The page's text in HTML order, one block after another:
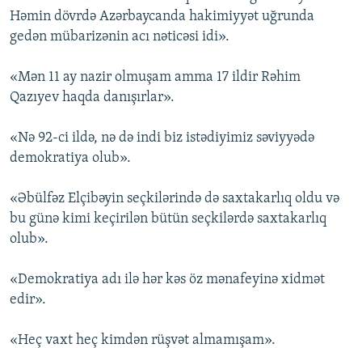
Həmin dövrdə Azərbaycanda hakimiyyət uğrunda
gedən mübarizənin acı nəticəsi idi».
«Mən 11 ay nazir olmuşam amma 17 ildir Rəhim
Qazıyev haqda danışırlar».
«Nə 92-ci ildə, nə də indi biz istədiyimiz səviyyədə
demokratiya olub».
«Əbülfəz Elçibəyin seçkilərində də saxtakarlıq oldu və
bu günə kimi keçirilən bütün seçkilərdə saxtakarlıq
olub».
«Demokratiya adı ilə hər kəs öz mənafeyinə xidmət
edir».
«Heç vaxt heç kimdən rüşvət almamışam».